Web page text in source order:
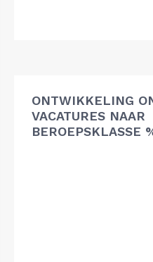
ONTWIKKELING
VACATURES NAAR
BEROEPSKLASSE